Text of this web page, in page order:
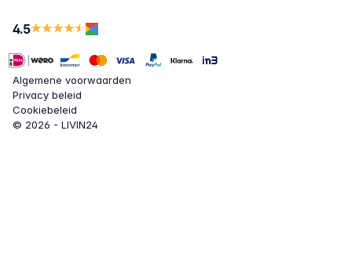
4.5
Algemene voorwaarden
Privacy beleid
Cookiebeleid
© 2026 - LIVIN24